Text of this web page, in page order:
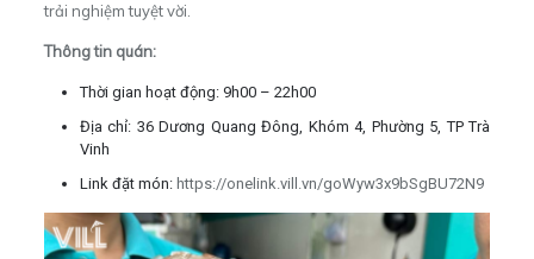
trải nghiệm tuyệt vời.
Thông tin quán:
Thời gian hoạt động: 9h00 – 22h00
Địa chỉ: 36 Dương Quang Đông, Khóm 4, Phường 5, TP Trà
Vinh
Link đặt món: https://onelink.vill.vn/goWyw3x9bSgBU72N9